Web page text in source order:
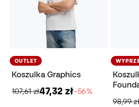
OUTLET
Koszulka Graphics
107,61 zł47,32 zł−56%
98,99